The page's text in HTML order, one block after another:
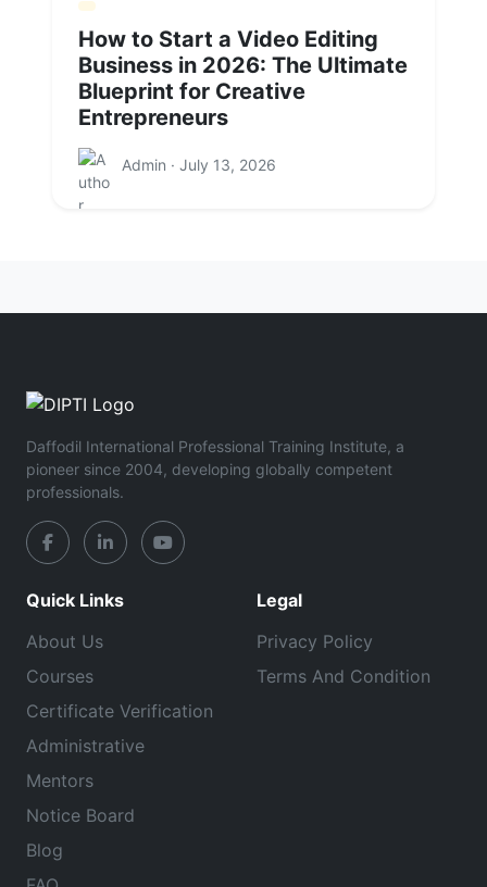
How to Start a Video Editing
Business in 2026: The Ultimate
Blueprint for Creative
Entrepreneurs
Admin · July 13, 2026
Daffodil International Professional Training Institute, a
pioneer since 2004, developing globally competent
professionals.
Quick Links
About Us
Courses
Certificate Verification
Administrative
Mentors
Notice Board
Blog
Legal
Privacy Policy
Terms And Condition